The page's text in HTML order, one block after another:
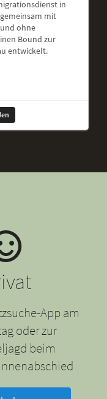
in
mit
ohne
Bound zur
entwickelt.
App am
oder zur
beim